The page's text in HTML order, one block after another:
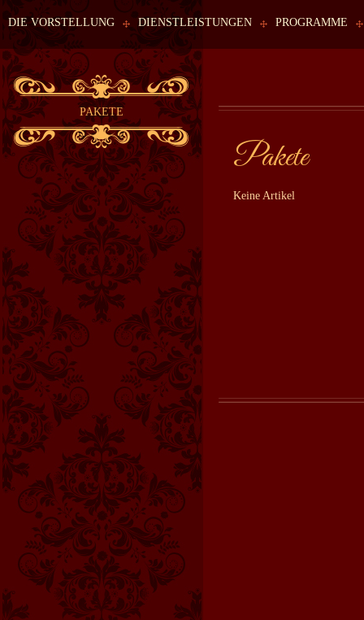
PAKETE
Pakete
Keine Artikel
DIE VORSTELLUNG DIENSTLEISTUNGEN PROGRAMME